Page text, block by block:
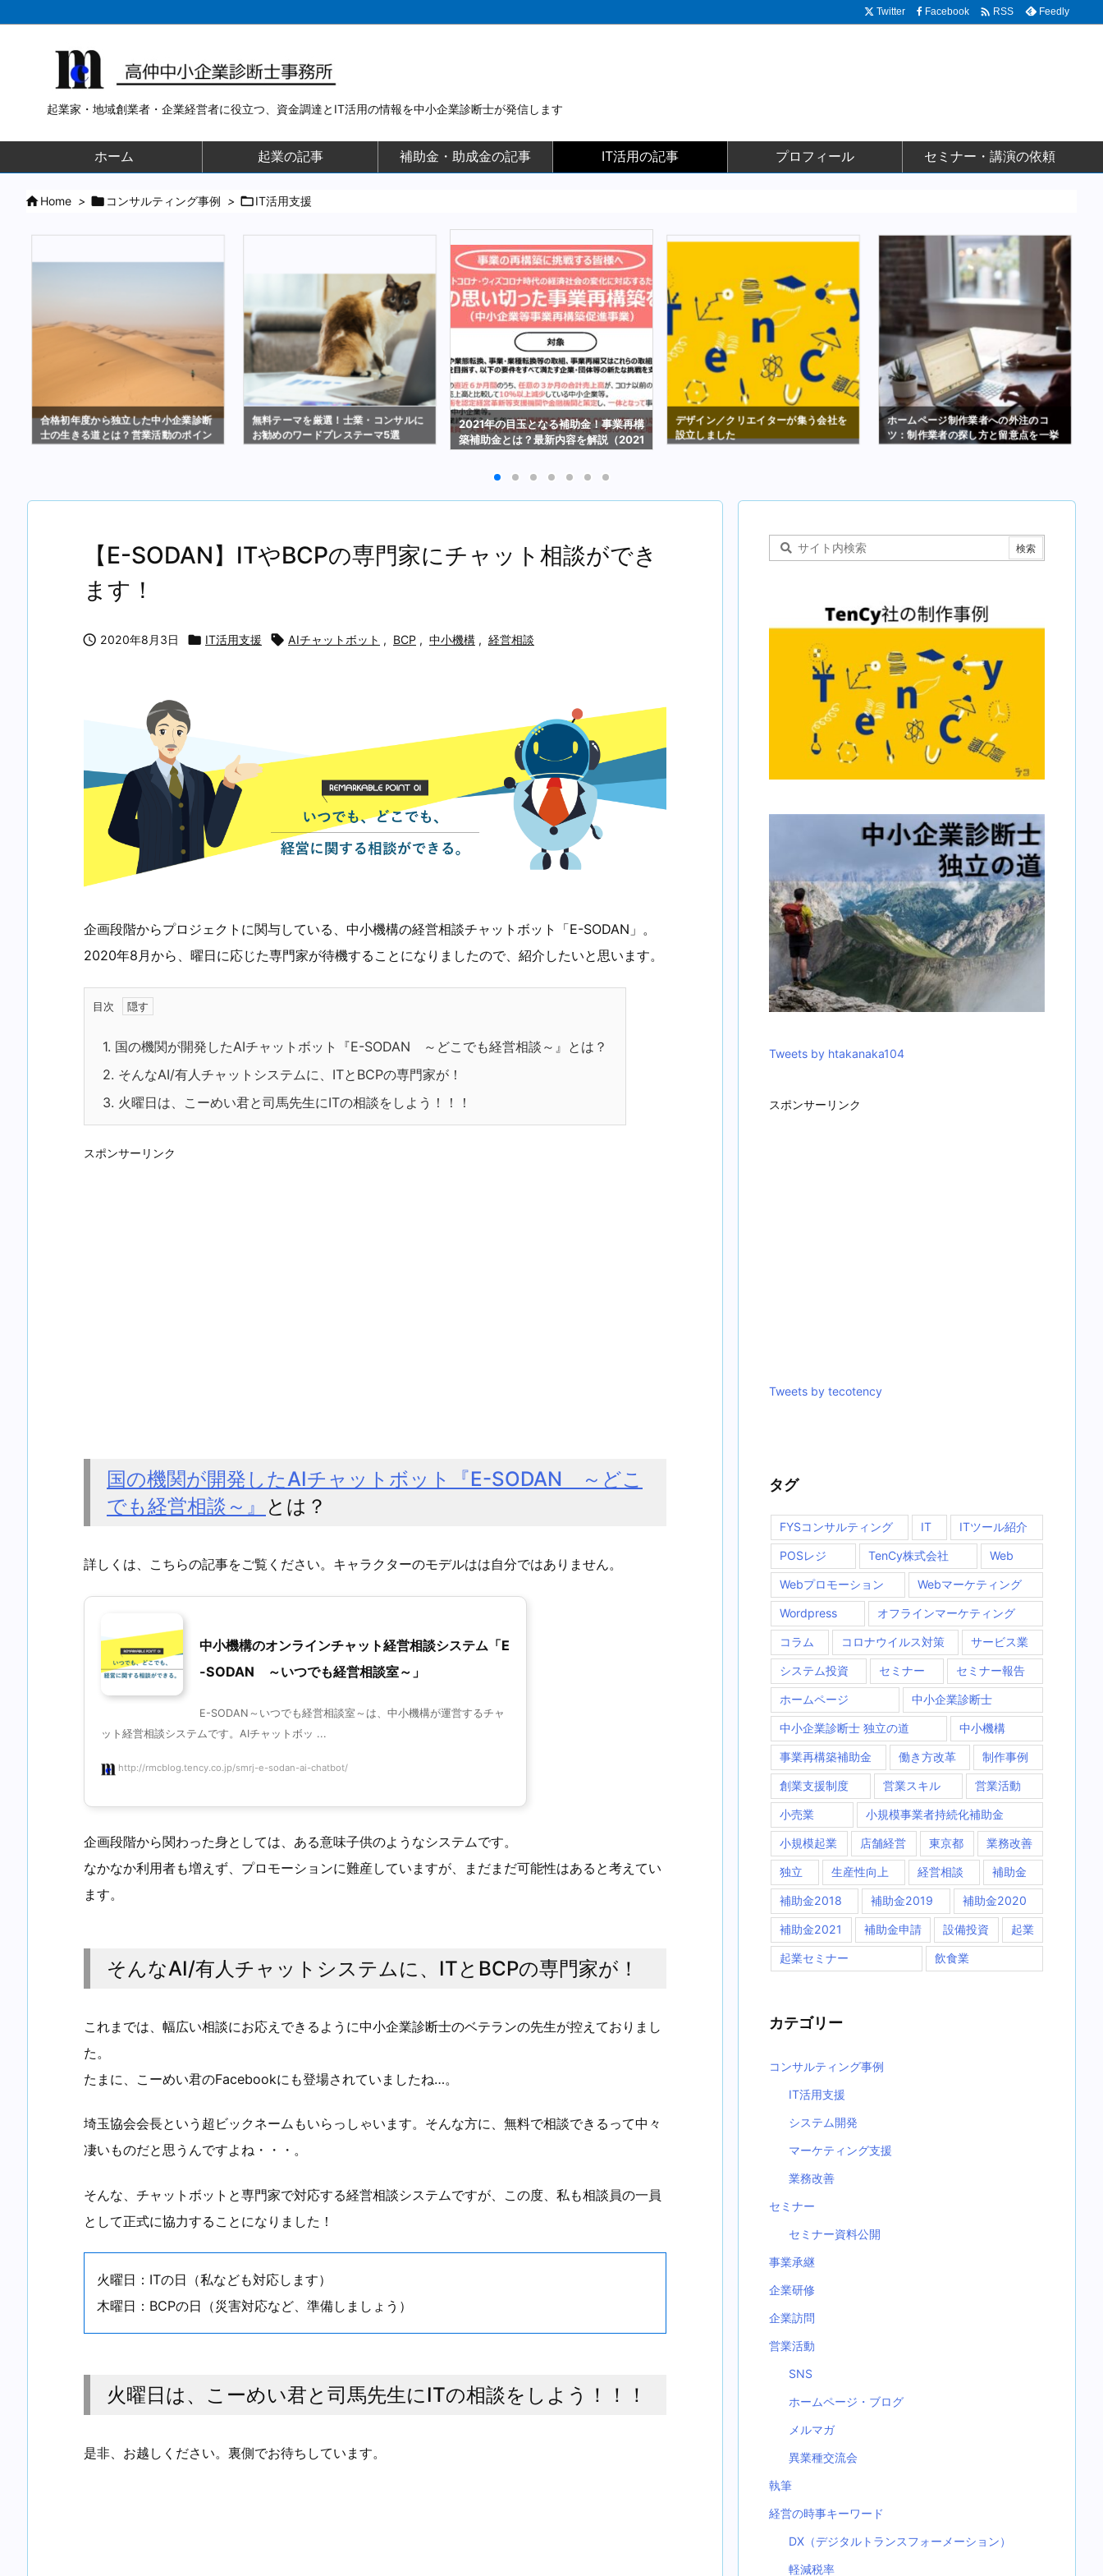
起業家・地域創業者・企業経営者に役立つ、資金調達とIT活用の情報を中小企業診断士が発信します
ホーム 起業の記事 補助金・助成金の記事 IT活用の記事 プロフィール セミナー・講演の依頼
Twitter Facebook  RSS Feedly
Home >  コンサルティング事例 > IT活用支援
合格初年度から独立した中小企業診断
士の生きる道とは？営業活動のポイン
無料テーマを厳選！士業・コンサルに
お勧めのワードプレステーマ5選
2021年の目玉となる補助金！事業再構
築補助金とは？最新内容を解説（2021
デザイン／クリエイターが集う会社を
設立しました
ホームページ制作業者への外注のコ
ツ：制作業者の探し方と留意点を一挙
【E-SODAN】ITやBCPの専門家にチャット相談ができ
ます！
 2020年8月3日  IT活用支援  AIチャットボット , BCP , 中小機構 , 経営相談
企画段階からプロジェクトに関与している、中小機構の経営相談チャットボット「E-SODAN」。
2020年8月から、曜日に応じた専門家が待機することになりましたので、紹介したいと思います。
目次
1. 国の機関が開発したAIチャットボット『E-SODAN ～どこでも経営相談～』 とは？
2. そんなAI/有人チャットシステムに、ITとBCPの専門家が！
3. 火曜日は、こーめい君と司馬先生にITの相談をしよう！！！
スポンサーリンク
国の機関が開発したAIチャットボット『E-SODAN ～どこ
でも経営相談～』
とは？
詳しくは、こちらの記事をご覧ください。キャラクターのモデルはは自分ではありません。
中小機構のオンラインチャット経営相談システム「E
-SODAN ～いつでも経営相談室～」
E-SODAN～いつでも経営相談室～は、中小機構が運営するチャ
ット経営相談システムです。AIチャットボッ ...
http://rmcblog.tency.co.jp/smrj-e-sodan-ai-chatbot/
企画段階から関わった身としては、ある意味子供のようなシステムです。
なかなか利用者も増えず、プロモーションに難産していますが、まだまだ可能性はあると考えてい
ます。
そんなAI/有人チャットシステムに、ITとBCPの専門家が！
これまでは、幅広い相談にお応えできるように中小企業診断士のベテランの先生が控えておりまし
た。
たまに、こーめい君のFacebookにも登場されていましたね…。
埼玉協会会長という超ビックネームもいらっしゃいます。そんな方に、無料で相談できるって中々
凄いものだと思うんですよね・・・。
そんな、チャットボットと専門家で対応する経営相談システムですが、この度、私も相談員の一員
として正式に協力することになりました！
火曜日：ITの日（私なども対応します）
木曜日：BCPの日（災害対応など、準備しましょう）
火曜日は、こーめい君と司馬先生にITの相談をしよう！！！
是非、お越しください。裏側でお待ちしています。
Tweets by htakanaka104
スポンサーリンク
Tweets by tecotency
タグ
FYSコンサルティング IT ITツール紹介
POSレジ TenCy株式会社 Web
Webプロモーション Webマーケティング
Wordpress オフラインマーケティング
コラム コロナウイルス対策 サービス業
システム投資 セミナー セミナー報告
ホームページ 中小企業診断士
中小企業診断士 独立の道 中小機構
事業再構築補助金 働き方改革 制作事例
創業支援制度 営業スキル 営業活動
小売業 小規模事業者持続化補助金
小規模起業 店舗経営 東京都 業務改善
独立 生産性向上 経営相談 補助金
補助金2018 補助金2019 補助金2020
補助金2021 補助金申請 設備投資 起業
起業セミナー 飲食業
カテゴリー
コンサルティング事例
IT活用支援
システム開発
マーケティング支援
業務改善
セミナー
セミナー資料公開
事業承継
企業研修
企業訪問
営業活動
SNS
ホームページ・ブログ
メルマガ
異業種交流会
執筆
経営の時事キーワード
DX（デジタルトランスフォーメーション）
軽減税率